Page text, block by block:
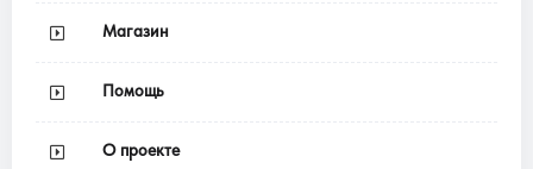
Магазин
Помощь
О проекте